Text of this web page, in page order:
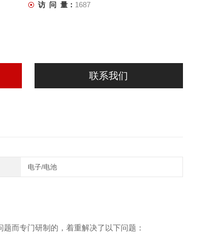
访 问 量： 1687
联系我们
电子/电池
而专门研制的，着重解决了以下问题：